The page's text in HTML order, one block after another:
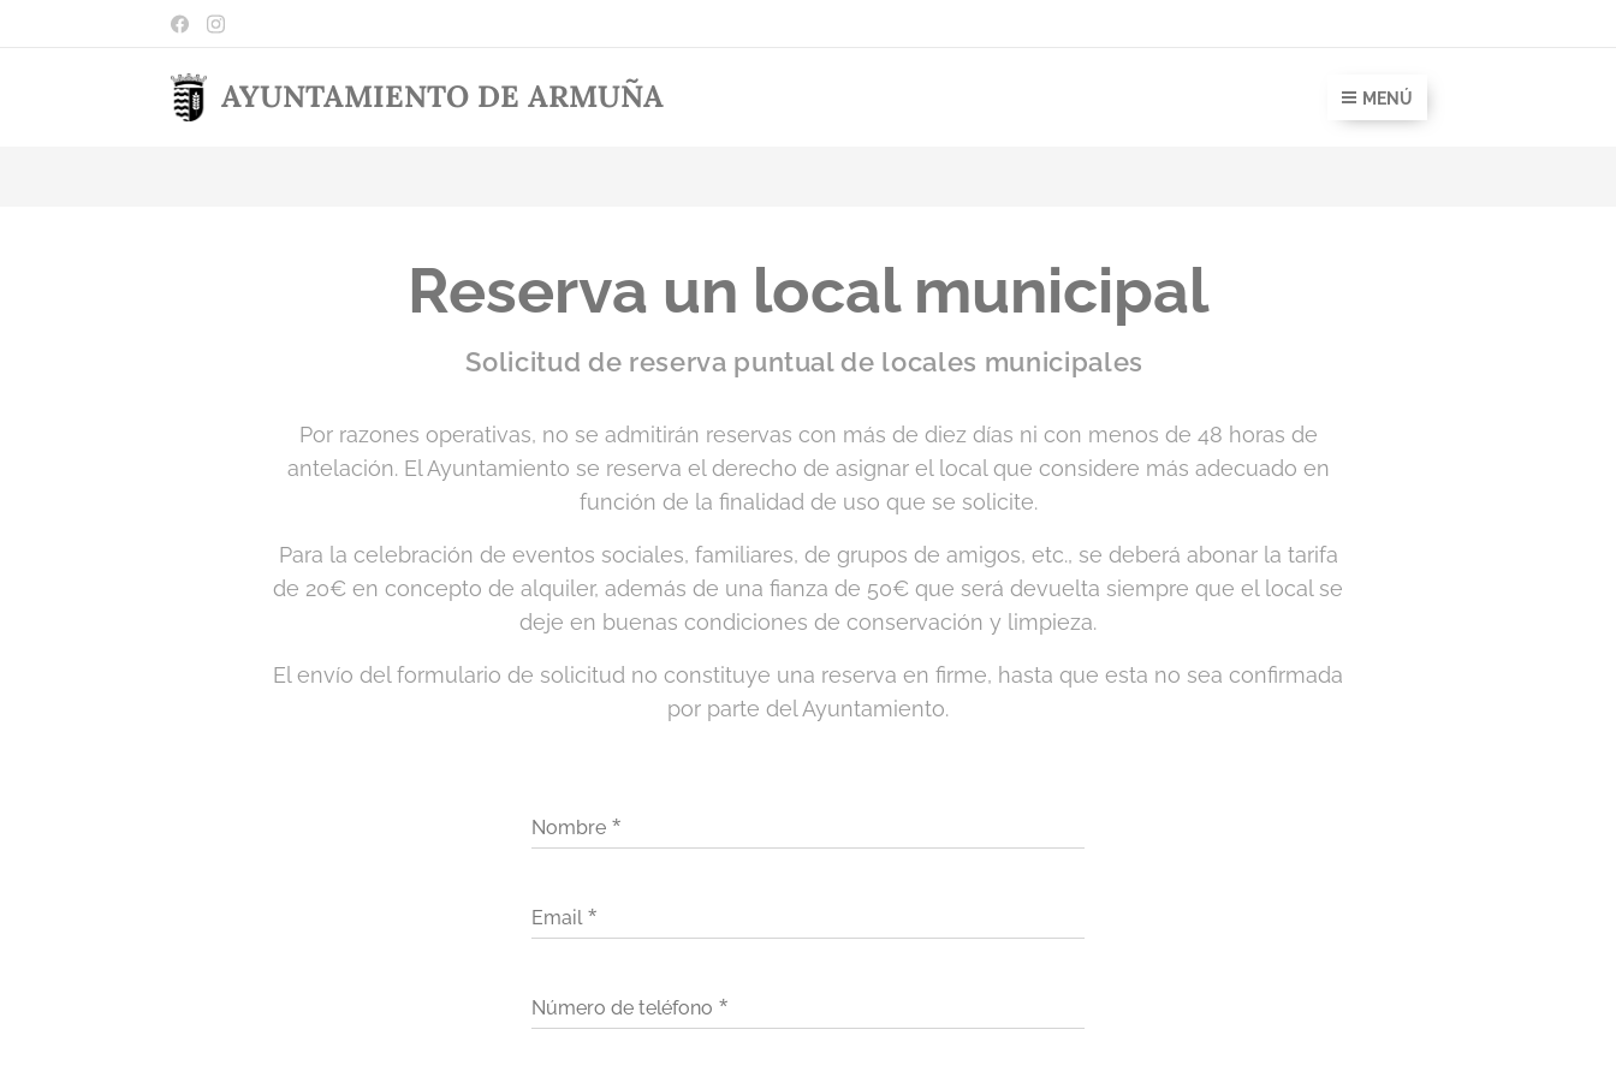
AYUNTAMIENTO DE ARMUÑA MENÚ
Reserva un local municipal
Solicitud de reserva puntual de locales municipales
Por razones operativas, no se admitirán reservas con más de diez días ni con menos de 48 horas de
antelación. El Ayuntamiento se reserva el derecho de asignar el local que considere más adecuado en
función de la finalidad de uso que se solicite.
Para la celebración de eventos sociales, familiares, de grupos de amigos, etc., se deberá abonar la tarifa
de 20€ en concepto de alquiler, además de una fianza de 50€ que será devuelta siempre que el local se
deje en buenas condiciones de conservación y limpieza.
El envío del formulario de solicitud no constituye una reserva en firme, hasta que esta no sea confirmada
por parte del Ayuntamiento.
Nombre
Email
Número de teléfono